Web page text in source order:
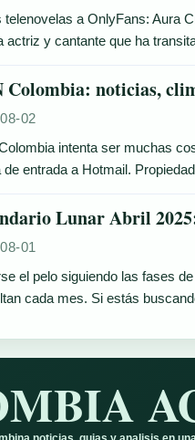
telenovelas a OnlyFans: Aura
actriz y cantante que ha
Colombia: noticias,
02
intenta ser muchas
de entrada a Hotmail.
Lunar Abril
01
el pelo siguiendo las fases
cada mes. Si estás